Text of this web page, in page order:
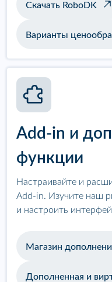
Скачать RoboDK
Варианты
Add-in и
функции
Настраивайте и
Add-in. Изучите наш
и настроить
Магазин
Дополненная и